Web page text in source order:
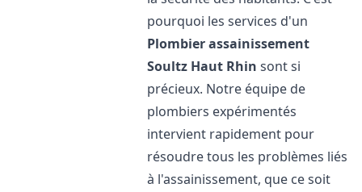
pourquoi les services d'un
Plombier assainissement
Soultz Haut Rhin sont si
précieux. Notre équipe de
plombiers expérimentés
intervient rapidement pour
résoudre tous les problèmes liés
à l'assainissement, que ce soit